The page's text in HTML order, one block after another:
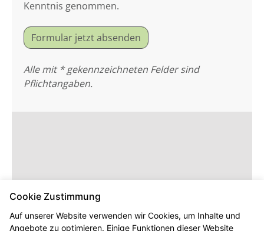
Kenntnis genommen.
Formular jetzt absenden
Alle mit * gekennzeichneten Felder sind
Pflichtangaben.
Cookie Zustimmung
Auf unserer Website verwenden wir Cookies, um Inhalte und
Angebote zu optimieren. Einige Funktionen dieser Website